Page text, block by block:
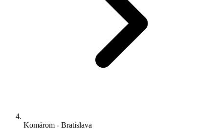
Komárom - Bratislava